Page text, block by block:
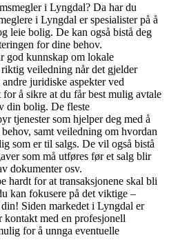
i Lyngdal? Da har du
i Lyngdal er spesialister på å
leie bolig. De kan også bistå deg
for dine behov.
god kunnskap om lokale
veiledning når det gjelder
juridiske aspekter ved
å sikre at du får best mulig avtale
din bolig. De fleste
tjenester som hjelper deg med å
samt veiledning om hvordan
som er til salgs. De vil også bistå
som må utføres før et salg blir
dokumenter osv.
hardt for at transaksjonene skal bli
kan fokusere på det viktige –
Siden markedet i Lyngdal er
kontakt med en profesjonell
for å unnga eventuelle